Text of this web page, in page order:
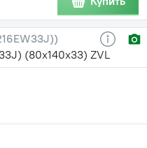
(80х140х33) ZVL